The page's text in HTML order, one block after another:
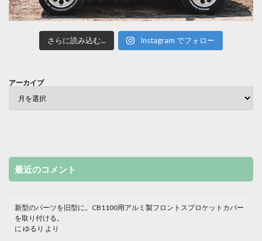
さらに読み込む... Instagram でフォロー
アーカイブ
最近のコメント
新型のパーツを旧型に。CB1100用アルミ製フロントスプロケットカバー
を取り付ける。
に ゆるり より